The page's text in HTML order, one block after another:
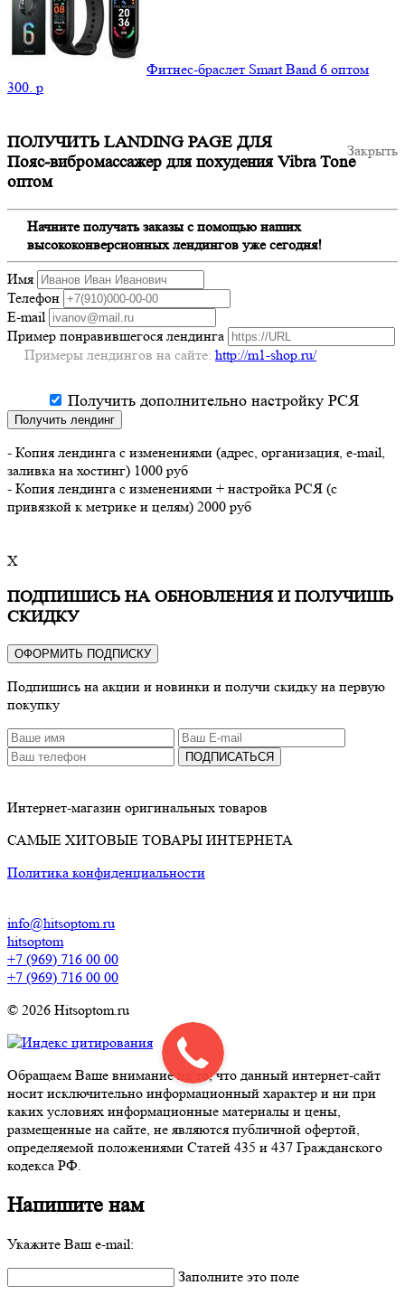
Фитнес-браслет Smart Band 6 оптом
300. p
Закрыть
ПОЛУЧИТЬ LANDING PAGE ДЛЯ
Пояс-вибромассажер для похудения Vibra Tone
оптом
Начните получать заказы с помощью наших
высококонверсионных лендингов уже сегодня!
Имя
Телефон
E-mail
Пример понравившегося лендинга
Примеры лендингов на сайте: http://m1-shop.ru/
Получить дополнительно настройку РСЯ
Получить лендинг
- Копия лендинга с изменениями (адрес, организация, e-mail,
заливка на хостинг) 1000 руб
- Копия лендинга с изменениями + настройка РСЯ (с
привязкой к метрике и целям) 2000 руб
X
ПОДПИШИСЬ НА ОБНОВЛЕНИЯ И ПОЛУЧИШЬ
СКИДКУ
ОФОРМИТЬ ПОДПИСКУ
Подпишись на акции и новинки и получи скидку на первую
покупку
ПОДПИСАТЬСЯ
Интернет-магазин оригинальных товаров
САМЫЕ ХИТОВЫЕ ТОВАРЫ ИНТЕРНЕТА
Политика конфиденциальности
info@hitsoptom.ru
hitsoptom
+7 (969) 716 00 00
+7 (969) 716 00 00
© 2026 Hitsoptom.ru
Обращаем Ваше внимание на то, что данный интернет-сайт
носит исключительно информационный характер и ни при
каких условиях информационные материалы и цены,
размещенные на сайте, не являются публичной офертой,
определяемой положениями Статей 435 и 437 Гражданского
кодекса РФ.
Напишите нам
Укажите Ваш e-mail:
Заполните это поле